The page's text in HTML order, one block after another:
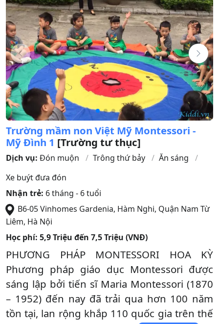
Trường mầm non Việt Mỹ Montessori -
Mỹ Đình 1 [Trường tư thục]
Dịch vụ: Đón muộn Trông thứ bảy
Ăn sáng
Xe buýt đưa đón
Nhận trẻ: 6 tháng - 6 tuổi
B6-05 Vinhomes Gardenia, Hàm Nghi, Quận Nam Từ
Liêm, Hà Nội
Học phí: 5,9 Triệu đến 7,5 Triệu (VNĐ)
PHƯƠNG PHÁP MONTESSORI HOA KỲ
Phương pháp giáo dục Montessori được
sáng lập bởi tiến sĩ Maria Montessori (1870
– 1952) đến nay đã trải qua hơn 100 năm
tồn tại, lan rộng khắp 110 quốc gia trên thế